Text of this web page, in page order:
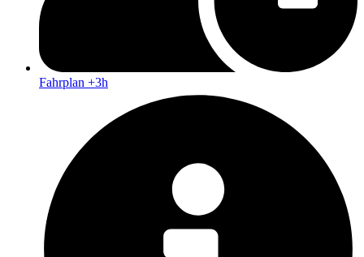
Fahrplan +3h